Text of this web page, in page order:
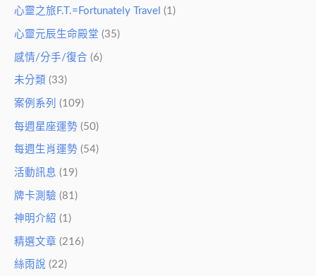
心靈之旅F.T.=Fortunately Travel (1)
心靈元辰生命殿堂 (35)
感情/分手/復合 (6)
未分類 (33)
案例系列 (109)
每週星座運勢 (50)
每週生肖運勢 (54)
活動訊息 (19)
牌卡測驗 (81)
神明介紹 (1)
精選文章 (216)
絲雨說 (22)